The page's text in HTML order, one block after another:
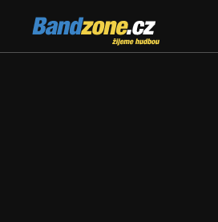
Bandzone.cz
žijeme hudbou